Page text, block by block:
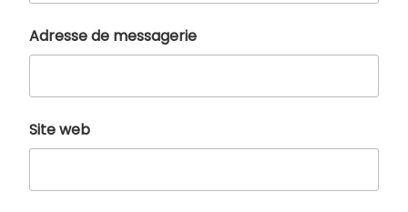
Adresse de messagerie
Site web